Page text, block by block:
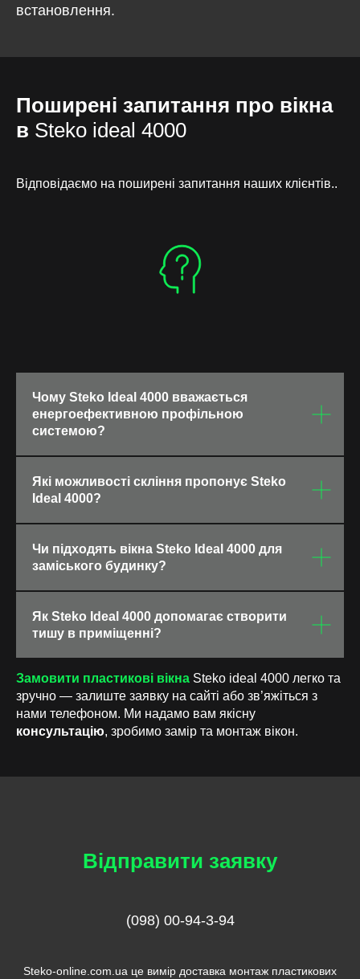
встановлення.
Поширені запитання про вікна
в Steko ideal 4000
Відповідаємо на поширені запитання наших клієнтів..
Чому Steko Ideal 4000 вважається
енергоефективною профільною
системою?
Які можливості скління пропонує Steko
Ideal 4000?
Чи підходять вікна Steko Ideal 4000 для
заміського будинку?
Як Steko Ideal 4000 допомагає створити
тишу в приміщенні?
Замовити пластикові вікна Steko ideal 4000 легко та
зручно — залиште заявку на сайті або зв’яжіться з
нами телефоном. Ми надамо вам якісну
консультацію, зробимо замір та монтаж вікон.
Відправити заявку
(098) 00-94-3-94
Steko-online.com.ua це вимір доставка монтаж пластикових